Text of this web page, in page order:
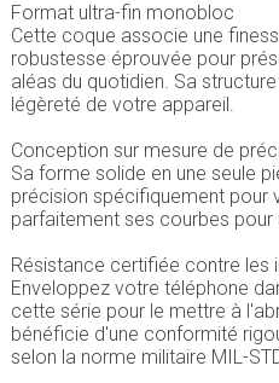
Format ultra-fin monobloc
Cette coque associe une
robustesse éprouvée pour
aléas du quotidien. Sa
légèreté de votre appareil.
Conception sur mesure de
Sa forme solide en une seule
précision spécifiquement pour
parfaitement ses courbes
Résistance certifiée contre les
Enveloppez votre téléphone
cette série pour le mettre à
bénéficie d'une conformité
selon la norme militaire MIL-